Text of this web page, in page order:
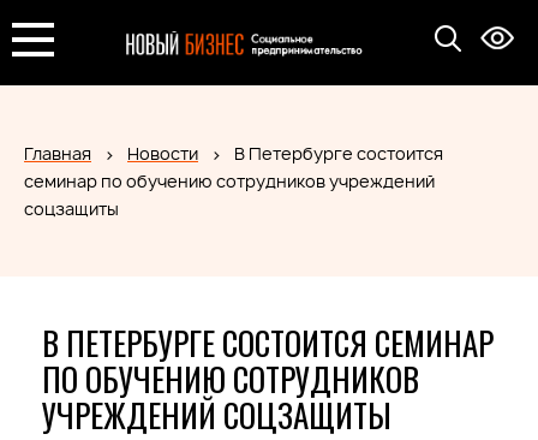
Главная Новости
В Петербурге состоится
семинар по обучению сотрудников учреждений
соцзащиты
В ПЕТЕРБУРГЕ СОСТОИТСЯ СЕМИНАР
ПО ОБУЧЕНИЮ СОТРУДНИКОВ
УЧРЕЖДЕНИЙ СОЦЗАЩИТЫ